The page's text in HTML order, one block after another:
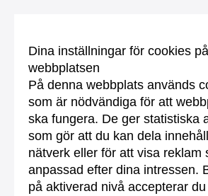
Dina inställningar för cookies på
webbplatsen
På denna webbplats används
som är nödvändiga för att
ska fungera. De ger statistiska
som gör att du kan dela
nätverk eller för att visa reklam
anpassad efter dina intressen.
på aktiverad nivå accepterar